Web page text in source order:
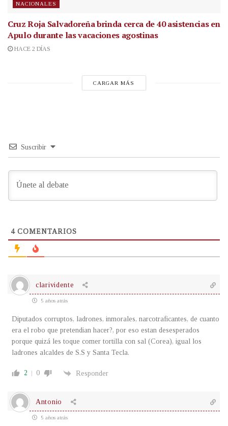
NACIONALES
Cruz Roja Salvadoreña brinda cerca de 40 asistencias en
Apulo durante las vacaciones agostinas
HACE 2 DÍAS
CARGAR MÁS
Suscribir
4COMENTARIOS
clarividente
5 años atrás
Diputados corruptos, ladrones, inmorales, narcotraficantes, de cuanto
era el robo que pretendian hacer?, por eso estan desesperados
porque quizá les toque comer tortilla con sal (Corea), igual los
ladrones alcaldes de S.S y Santa Tecla.
2 0 Responder
Antonio
5 años atrás